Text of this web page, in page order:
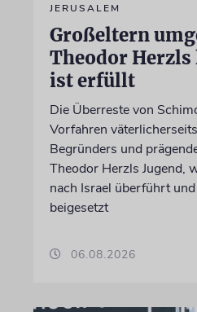
JERUSALEM
Großeltern
Theodor
ist erfüllt
Die Überreste von
Vorfahren
Begründers und
Theodor Herzls Jugend,
nach Israel überführt
beigesetzt
06.08.2026